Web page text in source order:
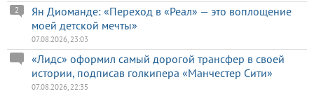
Ян Диоманде: «Переход в «Реал» — это воплощение
моей детской мечты»
2
07.08.2026, 23:03
«Лидс» оформил самый дорогой трансфер в своей
истории, подписав голкипера «Манчестер Сити»
07.08.2026, 22:35